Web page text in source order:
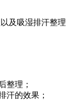
及吸湿排汗整理
整理；
汗的效果；